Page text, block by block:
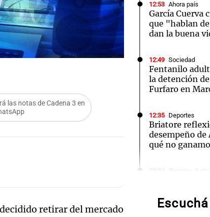
las notas de Cadena 3 en
retirar del mercado
12:53 Ahora país
García Cuerva
que "hablan
dan la buena
12:49 Sociedad
Fentanilo
la detención
Furfaro en
12:35 Deportes
Briatore
desempeño
qué no
12:34 Siempre
un caso de
Audio.
justicia